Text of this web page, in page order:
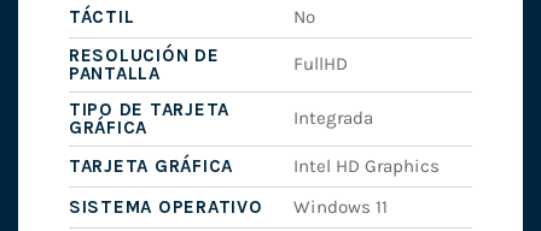
TÁCTIL
No
RESOLUCIÓN DE
PANTALLA
FullHD
TIPO DE TARJETA
GRÁFICA
Integrada
TARJETA GRÁFICA
Intel HD Graphics
SISTEMA OPERATIVO
Windows 11